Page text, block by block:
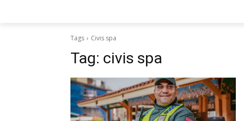
Tags Civis spa
Tag: civis spa